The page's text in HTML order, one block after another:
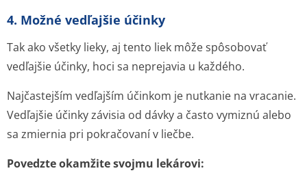
4. Možné vedľajšie účinky
Tak ako všetky lieky, aj tento liek môže spôsobovať
vedľajšie účinky, hoci sa neprejavia u každého.
Najčastejším vedľajším účinkom je nutkanie na vracanie.
Vedľajšie účinky závisia od dávky a často vymiznú alebo
sa zmiernia pri pokračovaní v liečbe.
Povedzte okamžite svojmu lekárovi: